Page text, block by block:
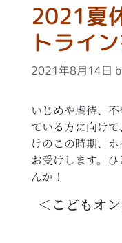
2021夏
トライ
2021年8月14日
いじめや虐待、
ている方に向け
けのこの時期、
お受けします。
んか！
＜こどもオ